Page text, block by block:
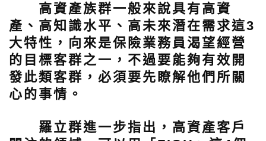
高資產族群一般來說具有高資
產、高知識水平、高未來潛在需求這3
大特性，向來是保險業務員渴望經營
的目標客群之一，不過要能夠有效開
發此類客群，必須要先瞭解他們所關
心的事情。
羅立群進一步指出，高資產客戶